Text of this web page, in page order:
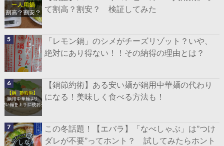
て割高？割安？ 検証してみた
「レモン鍋」のシメがチーズリゾット？いや、
絶対にあり得ない！！その納得の理由とは？
【鍋節約術】ある安い麺が鍋用中華麺の代わり
になる！美味しく食べる方法も！
この冬話題！【エバラ】「なべしゃぶ」は”つけ
ダレが不要”ってホント？ 試してみたらホント